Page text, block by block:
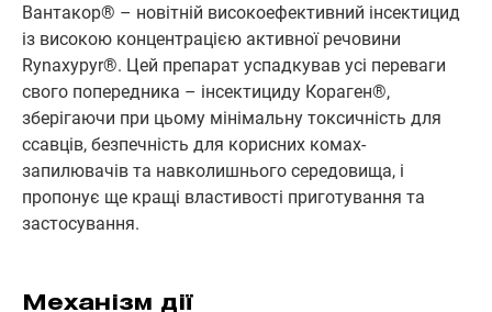
Вантакор® – новітній високоефективний інсектицид
із високою концентрацією активної речовини
Rynaxypyr®. Цей препарат успадкував усі переваги
свого попередника – інсектициду Кораген®,
зберігаючи при цьому мінімальну токсичність для
ссавців, безпечність для корисних комах-
запилювачів та навколишнього середовища, і
пропонує ще кращі властивості приготування та
застосування.
Механізм дії